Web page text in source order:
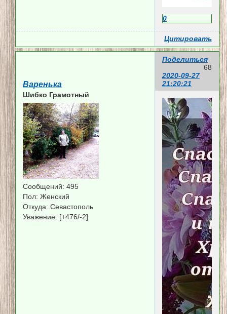
0
Цитировать
Поделиться
68
2020-09-27
21:20:21
Варенька
Шибко Грамотный
Сообщений: 495
Пол: Женский
Откуда: Севастополь
Уважение: [+476/-2]